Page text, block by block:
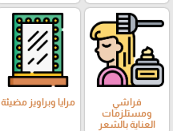
فراشي
ومستلزمات
العناية بالشعر
مرايا وبراويز مضيئة